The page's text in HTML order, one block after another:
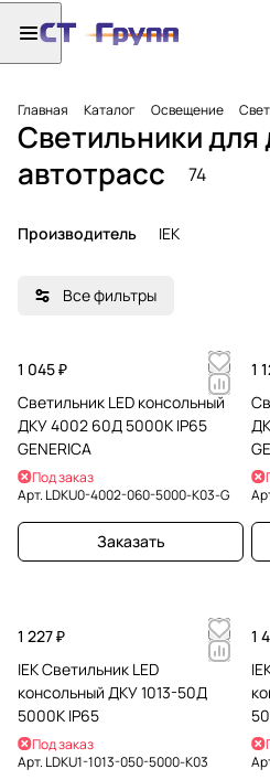
Главная Каталог Освещение
Светильники для
автотрасс
74
Производитель IEK
Все фильтры
1 045 ₽
Светильник LED консольный
ДКУ 4002 60Д 5000К IP65
GENERICA
Под заказ
Арт. LDKU0-4002-060-5000-K03-G
Заказать
1
1 227 ₽
IEK Светильник LED
консольный ДКУ 1013-50Д
5000К IP65
Под заказ
Арт. LDKU1-1013-050-5000-K03
1